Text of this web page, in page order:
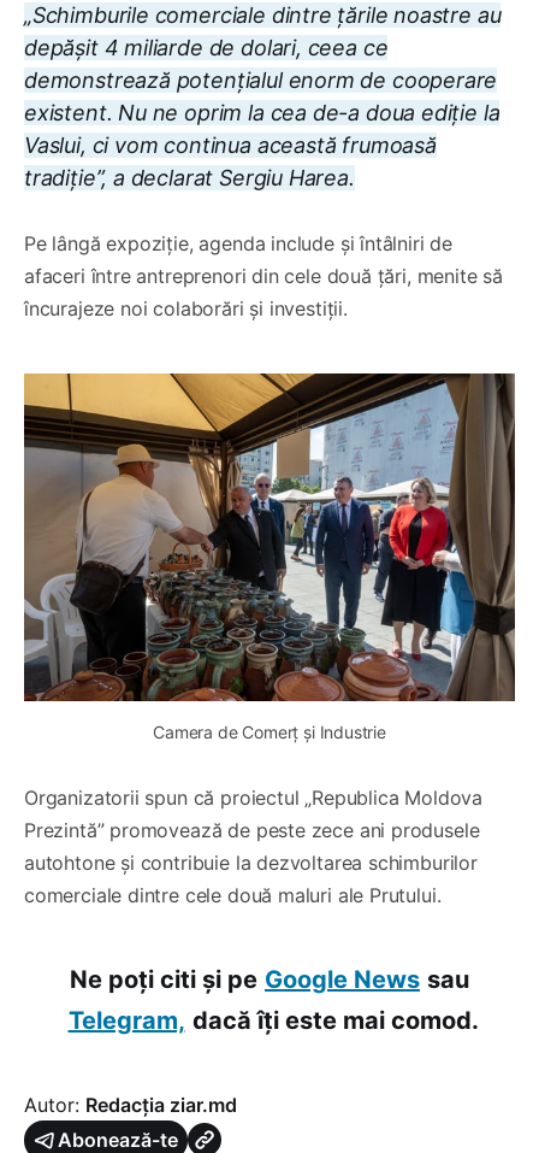
„Schimburile comerciale dintre țările noastre au
depășit 4 miliarde de dolari, ceea ce
demonstrează potențialul enorm de cooperare
existent. Nu ne oprim la cea de-a doua ediție la
Vaslui, ci vom continua această frumoasă
tradiție”, a declarat Sergiu Harea.
Pe lângă expoziție, agenda include și întâlniri de
afaceri între antreprenori din cele două țări, menite să
încurajeze noi colaborări și investiții.
Camera de Comerț și Industrie
Organizatorii spun că proiectul „Republica Moldova
Prezintă” promovează de peste zece ani produsele
autohtone și contribuie la dezvoltarea schimburilor
comerciale dintre cele două maluri ale Prutului.
Ne poți citi și pe Google News sau
Telegram, dacă îți este mai comod.
Autor: Redacția ziar.md
Abonează-te